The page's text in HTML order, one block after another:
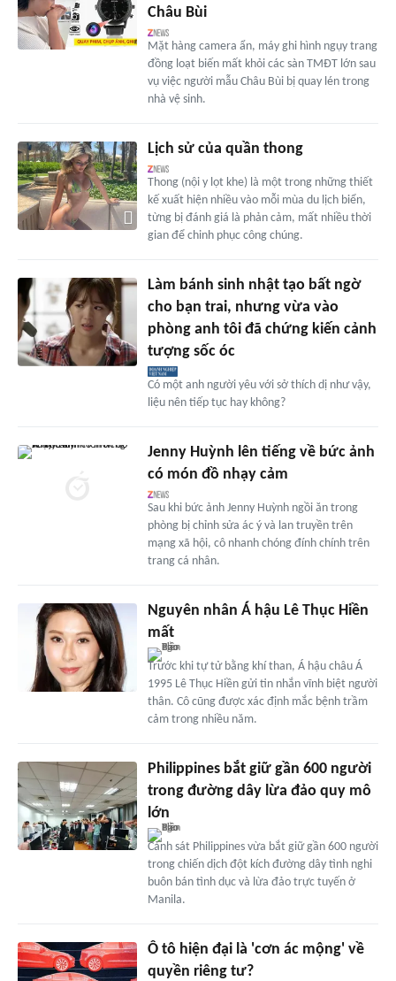
Châu Bùi
Mặt hàng camera ẩn, máy ghi hình ngụy trang
đồng loạt biến mất khỏi các sàn TMĐT lớn sau
vụ việc người mẫu Châu Bùi bị quay lén trong
nhà vệ sinh.
Lịch sử của quần thong
Thong (nội y lọt khe) là một trong những thiết
kế xuất hiện nhiều vào mỗi mùa du lịch biển,
từng bị đánh giá là phản cảm, mất nhiều thời
gian để chinh phục công chúng.
Làm bánh sinh nhật tạo bất ngờ
cho bạn trai, nhưng vừa vào
phòng anh tôi đã chứng kiến cảnh
tượng sốc óc
Có một anh người yêu với sở thích dị như vậy,
liệu nên tiếp tục hay không?
Jenny Huỳnh lên tiếng về bức ảnh
có món đồ nhạy cảm
Sau khi bức ảnh Jenny Huỳnh ngồi ăn trong
phòng bị chỉnh sửa ác ý và lan truyền trên
mạng xã hội, cô nhanh chóng đính chính trên
trang cá nhân.
Nguyên nhân Á hậu Lê Thục Hiền
mất
Trước khi tự tử bằng khí than, Á hậu châu Á
1995 Lê Thục Hiền gửi tin nhắn vĩnh biệt người
thân. Cô cũng được xác định mắc bệnh trầm
cảm trong nhiều năm.
Philippines bắt giữ gần 600 người
trong đường dây lừa đảo quy mô
lớn
Cảnh sát Philippines vừa bắt giữ gần 600 người
trong chiến dịch đột kích đường dây tình nghi
buôn bán tình dục và lừa đảo trực tuyến ở
Manila.
Ô tô hiện đại là 'cơn ác mộng' về
quyền riêng tư?